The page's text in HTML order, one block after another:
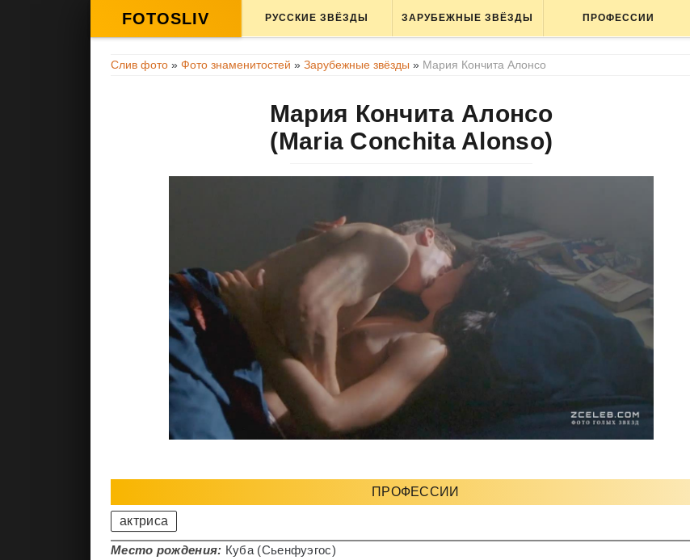
FOTOSLIV РУССКИЕ ЗВЁЗДЫ ЗАРУБЕЖНЫЕ ЗВЁЗДЫ ПРОФЕССИИ
Слив фото » Фото знаменитостей » Зарубежные звёзды » Мария Кончита Алонсо
Мария Кончита Алонсо
(Maria Conchita Alonso)
ПРОФЕССИИ
актриса
Место рождения: Куба (Сьенфуэгос)